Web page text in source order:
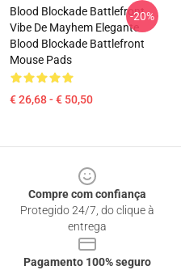
Blood Blockade Battlefront
Vibe De Mayhem Elegante
Blood Blockade Battlefront
Mouse Pads
€ 26,68 - € 50,50
-20%
Compre com confiança
Protegido 24/7, do clique à
entrega
Pagamento 100% seguro